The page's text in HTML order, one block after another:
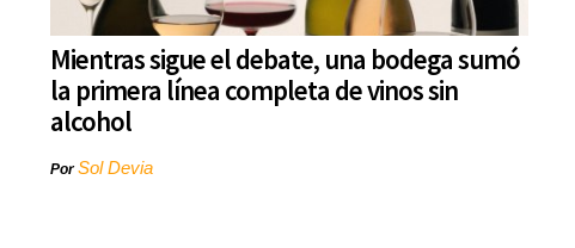
Mientras sigue el debate, una bodega sumó
la primera línea completa de vinos sin
alcohol
PorSol Devia